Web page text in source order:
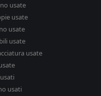
usate
usate
usate
usate
usate
usati